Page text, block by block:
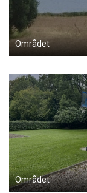
Området
Området